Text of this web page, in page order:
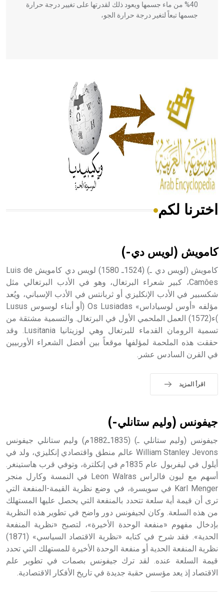
40% من ماء جسمها ويعود ذلك لقدرتها على تغيير درجة حرارة
جسمها تبعاً لتغير درجة حرارة الجو،
الحكم، الأدلة، تنظيم التغذية، ورسالته في جروح الرأس. ويعود
له الفضل بأنه حرر الطب من الدين والفلسفة.
- هل تعلم أن المرجان إفراز حيواني يتكون في البحر ويتركب
من مادة كربونات الكلسيوم، وهو أحمر أو شديد الحمرة وهو
أجود أنواعه، ويمتاز بكبر الحجم ويسمى الش
هل تعلم أن الأبسيد كلمة فرنسية اللفظ تم اعتمادها مصطلحاً
- هل تعلم أن أبجر Abgar اسم معروف جيداً يعود إلى عدد من
الملوك الذين حكموا مدينة إديسا (الرها) من أبجر الأول وحتى
التاسع، وهم ينتسبون إلى أسرة أوسروين
sign تكتب منفصلة غير متصلة، وتعتمد المبدأ الأكوروفوني،
اخترنا لكم
كامويش (لويس دي-)
كامويش (لويس دي ـ) (1524ـ 1580) لويس دي كامويش Luis de
Camôes، كبير شعراء البرتغال، وهو في الأدب البرتغالي مثل
شكسبير في الأدب الإنكليزي أو ثربانتس في الأدب الإسباني، ويُعد
مؤلفه «أوس لوسياداس» Os Lusiadas (أو أبناء لوسوس Lusus
)ء(1572) العمل الملحمي الأول في البرتغال. والتسمية مشتقة من
تسمية الرومان القدماء للبرتغال وهي لوزيتانيا Lusitania. وقد
حققت هذه الملحمة لمؤلفها موقعاً بين أفضل الشعراء الأوربيين
في القرن السادس عشر.
اقرأ المزيد
جيفونس (وليم ستانلي-)
جيفونس (وليم ستانلي ـ) (1835ـ1882م) وليم ستانلي جيفونس
William Stanley Jevons عالم منطق واقتصادي إنكليزي، ولد في
أيلول في ليفربول عام 1835م في إنكلترة، وتوفي قرب هاستينغر.
أسهم مع ليون فالراس Leon Walras في النمسة وكارل منجر
Karl Menger في سويسرة، في وضع نظرية القيمة-المنفعة التي
ترى أن قيمة أية سلعة تتحدد بالمنفعة التي يحصل عليها المستهلك
من هذه السلعة. وكان لجيفونس دور واضح في تطوير هذه النظرية
بإدخال مفهوم «منفعة الوحدة الأخيرة»، لتصبح «نظرية المنفعة
الحدية». فقد شرح في كتابه «نظرية الاقتصاد السياسي» (1871)
نظرية المنفعة الحدية أو منفعة الوحدة الأخيرة للمستهلك التي تحدد
قيمة السلعة عنده. لقد ترك جيفونس بصمات في تطوير علم
الاقتصاد إذ يعد مؤسس حقبة جديدة في تاريخ الأفكار الاقتصادية.